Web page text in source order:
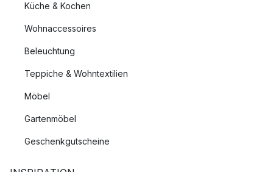
Küche & Kochen
Wohnaccessoires
Beleuchtung
Teppiche & Wohntextilien
Möbel
Gartenmöbel
Geschenkgutscheine